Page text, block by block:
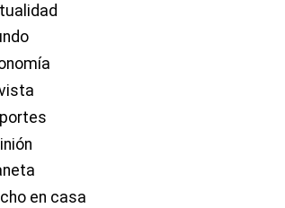
en casa